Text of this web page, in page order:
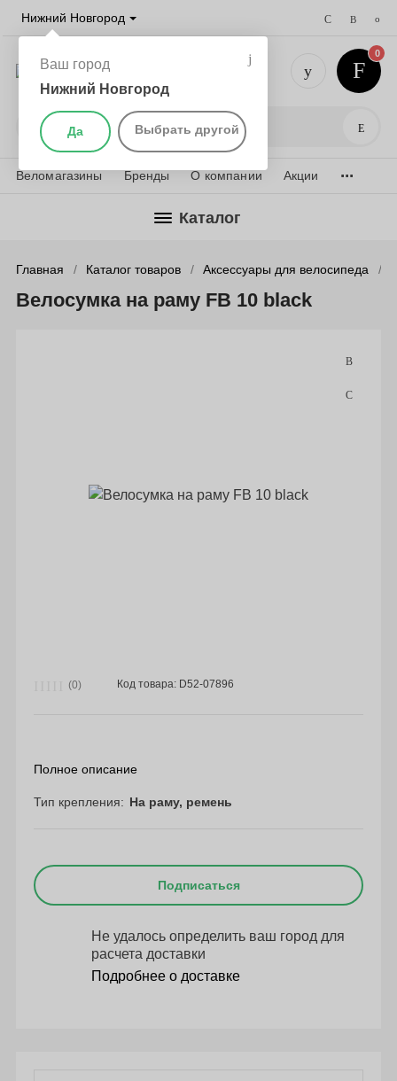
Нижний Новгород
Ваш город
Нижний Новгород
Да Выбрать другой Поиск
+7 (831)
0
Веломагазины Бренды О компании Акции ...
Каталог
Главная Каталог товаров Аксессуары для велосипеда
Велосумка на раму FB 10 black
(0) Код товара: D52-07896
Полное описание
Тип крепления На раму, ремень
Подписаться
Не удалось определить ваш город для
расчета доставки
Подробнее о доставке